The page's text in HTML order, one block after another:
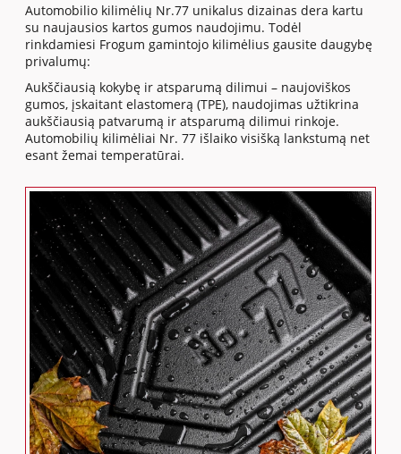
Automobilio kilimėlių Nr.77 unikalus dizainas dera kartu
su naujausios kartos gumos naudojimu. Todėl
rinkdamiesi Frogum gamintojo kilimėlius gausite daugybę
privalumų:
Aukščiausią kokybę ir atsparumą dilimui – naujoviškos
gumos, įskaitant elastomerą (TPE), naudojimas užtikrina
aukščiausią patvarumą ir atsparumą dilimui rinkoje.
Automobilių kilimėliai Nr. 77 išlaiko visišką lankstumą net
esant žemai temperatūrai.